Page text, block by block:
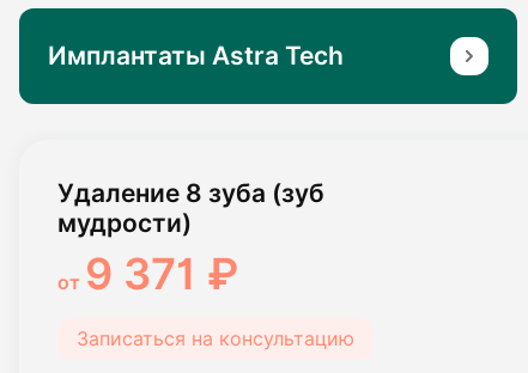
Имплантаты Astra Tech
Удаление 8 зуба (зуб
мудрости)
от 9 371 ₽
Записаться на консультацию